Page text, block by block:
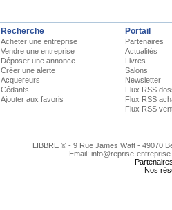
Recherche
Acheter une entreprise
Vendre une entreprise
Déposer une annonce
Créer une alerte
Acquereurs
Cédants
Ajouter aux favoris
Portail
Partenaires
Actualités
Livres
Salons
Newsletter
Flux RSS
Flux RSS
Flux RSS
LIBBRE ® - 9 Rue James Watt - 49070
Email: info@reprise-
Nos